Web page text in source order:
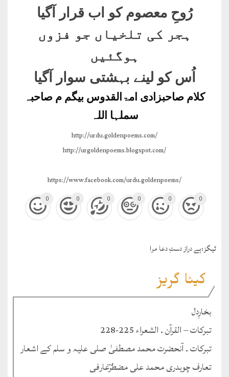
رُوحِ معصوم کو اب قرار آگیا
ہجر کی تلخیاں جو فزوں
ہوگئیں
اُس کو لینے بہشتی سوار آگیا
کلام صاحبزادی امۃالقدوس بیگم م صاحبہ
سملہا اللہ
http://urdu.goldenpoems.com/
http://urgoldenpoems.blogspot.com/
https://www.facebook.com/urdu.goldenpoems/
0 0 0 0 0 0
ٹيگز:ہے دراز دستِ دعا مرا
کیٹا گریز
بخارِدل
تبرکات – القرآن ۔ الشعراء 225-228
تبرکات ۔ آنحضرت محمد مصطفیٰ صلی علیہ و سلم کے اشعار
تعارف چوہدری محمد علی مضطرؔعارفی